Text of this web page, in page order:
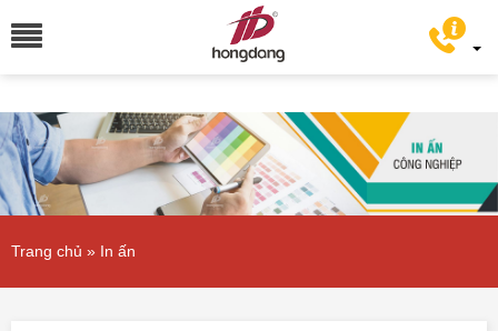
Trang chủ » In ấn